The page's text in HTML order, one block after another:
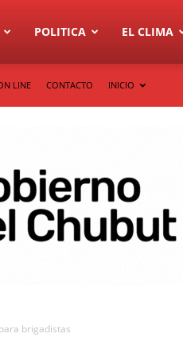
POLITICA EL CLIMA
LINE CONTACTO INICIO
brigadistas